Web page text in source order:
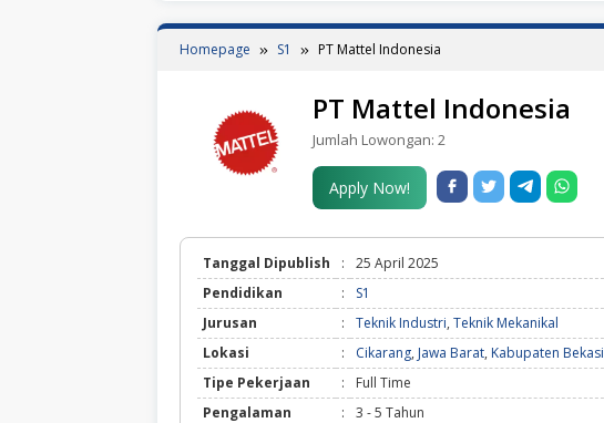
Homepage S1 PT Mattel Indonesia
PT Mattel Indonesia
Jumlah Lowongan: 2
Apply Now!
Tanggal Dipublish :
25 April 2025
Pendidikan
:
S1
Jurusan
: Teknik Industri, Teknik Mekanikal
Lokasi
: Cikarang, Jawa Barat, Kabupaten Bekasi
Tipe Pekerjaan
:
Full Time
Pengalaman
: 3 - 5 Tahun